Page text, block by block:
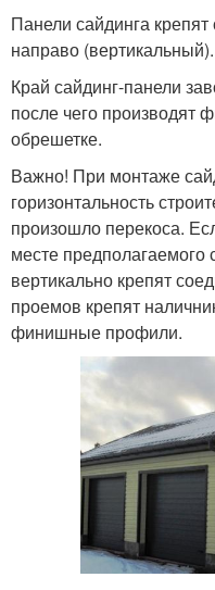
Панели сайдинга
направо (вертикальный).
Край сайдинг-панели
после чего производят
обрешетке.
Важно! При монтаже
горизонтальность
произошло перекоса.
месте предполагаемого
вертикально крепят
проемов крепят
финишные профили.